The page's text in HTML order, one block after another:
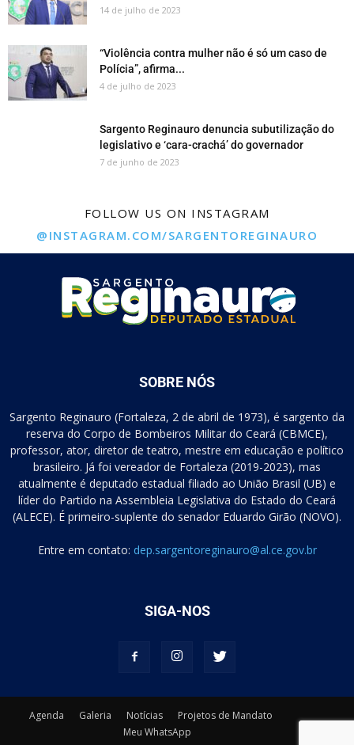
14 de julho de 2023
“Violência contra mulher não é só um caso de
Polícia”, afirma...
4 de julho de 2023
Sargento Reginauro denuncia subutilização do
legislativo e ‘cara-crachá’ do governador
7 de junho de 2023
FOLLOW US ON INSTAGRAM
@INSTAGRAM.COM/SARGENTOREGINAURO
SOBRE NÓS
Sargento Reginauro (Fortaleza, 2 de abril de 1973), é sargento da
reserva do Corpo de Bombeiros Militar do Ceará (CBMCE),
professor, ator, diretor de teatro, mestre em educação e político
brasileiro. Já foi vereador de Fortaleza (2019-2023), mas
atualmente é deputado estadual filiado ao União Brasil (UB) e
líder do Partido na Assembleia Legislativa do Estado do Ceará
(ALECE). É primeiro-suplente do senador Eduardo Girão (NOVO).
Entre em contato: dep.sargentoreginauro@al.ce.gov.br
SIGA-NOS
Agenda Galeria Notícias
Projetos de Mandato
Meu WhatsApp